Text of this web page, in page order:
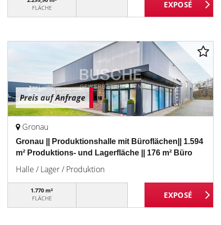
FLÄCHE
Preis auf Anfrage
Gronau
Gronau || Produktionshalle mit Büroflächen|| 1.594
m² Produktions- und Lagerfläche || 176 m² Büro
Halle / Lager / Produktion
1.770 m²
FLÄCHE